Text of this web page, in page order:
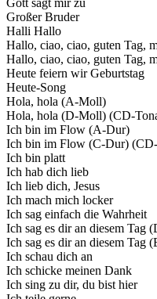
Großer Bruder
Halli Hallo
Hallo, ciao, ciao, guten Tag,
Hallo, ciao, ciao, guten Tag,
Heute feiern wir Geburtstag
Heute-Song
Hola, hola (A-Moll)
Hola, hola (D-Moll) (CD-
Ich bin im Flow (A-Dur)
Ich bin im Flow (C-Dur)
Ich bin platt
Ich hab dich lieb
Ich lieb dich, Jesus
Ich mach mich locker
Ich sag einfach die Wahrheit
Ich sag es dir an diesem Tag
Ich sag es dir an diesem Tag
Ich schau dich an
Ich schicke meinen Dank
Ich sing zu dir, du bist hier